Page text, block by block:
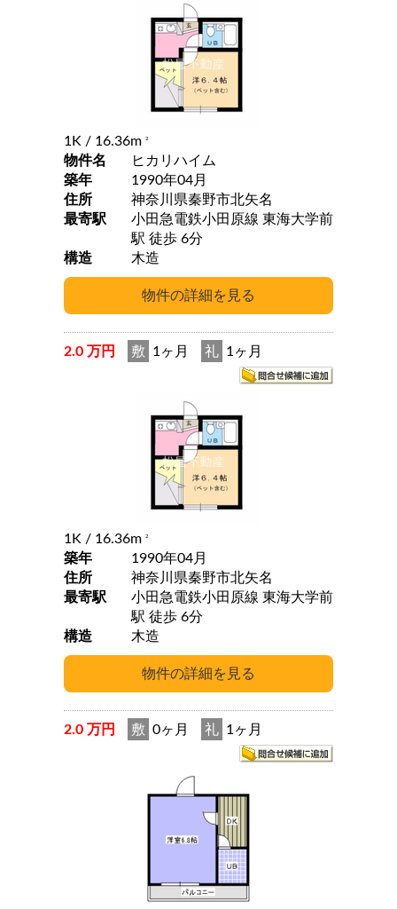
1K / 16.36m 2
物件名
ヒカリハイム
築年
1990年04月
住所
神奈川県秦野市北矢名
最寄駅
小田急電鉄小田原線 東海大学前
駅 徒歩 6分
構造
木造
2.0 万円 敷 1ヶ月 礼 1ヶ月
1K / 16.36m 2
築年
1990年04月
住所
神奈川県秦野市北矢名
最寄駅
小田急電鉄小田原線 東海大学前
駅 徒歩 6分
構造
木造
2.0 万円 敷 0ヶ月 礼 1ヶ月